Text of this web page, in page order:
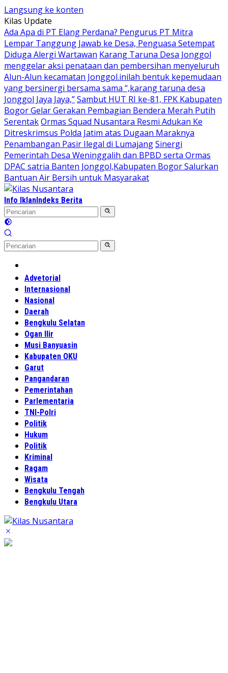
Langsung ke konten
Kilas Update
Ada Apa di PT Elang Perdana? Pengurus PT Mitra
Lempar Tanggung Jawab ke Desa, Penguasa Setempat
Diduga Alergi Wartawan Karang Taruna Desa Jonggol
menggelar aksi penataan dan pembersihan menyeluruh
Alun-Alun kecamatan Jonggol.inilah bentuk kepemudaan
yang bersinergi bersama sama “,karang taruna desa
Jonggol Jaya Jaya,”Sambut HUT RI ke-81, FPK Kabupaten
Bogor Gelar Gerakan Pembagian Bendera Merah Putih
SerentakOrmas Squad Nusantara Resmi Adukan Ke
Ditreskrimsus Polda Jatim atas Dugaan Maraknya
Penambangan Pasir Ilegal di LumajangSinergi
Pemerintah Desa Weninggalih dan BPBD serta Ormas
DPAC satria Banten Jonggol,Kabupaten Bogor Salurkan
Bantuan Air Bersih untuk Masyarakat
Info IklanIndeks Berita
Advetorial
Internasional
Nasional
Daerah
Bengkulu Selatan
Ogan Ilir
Musi Banyuasin
Kabupaten OKU
Garut
Pangandaran
Pemerintahan
Parlementaria
TNI-Polri
Politik
Hukum
Politik
Kriminal
Ragam
Wisata
Bengkulu Tengah
Bengkulu Utara